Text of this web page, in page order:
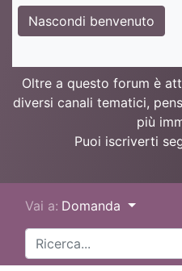
Nascondi benvenuto
Oltre a questo forum è
diversi canali tematici,
più
Puoi iscriverti
Vai a: Domanda